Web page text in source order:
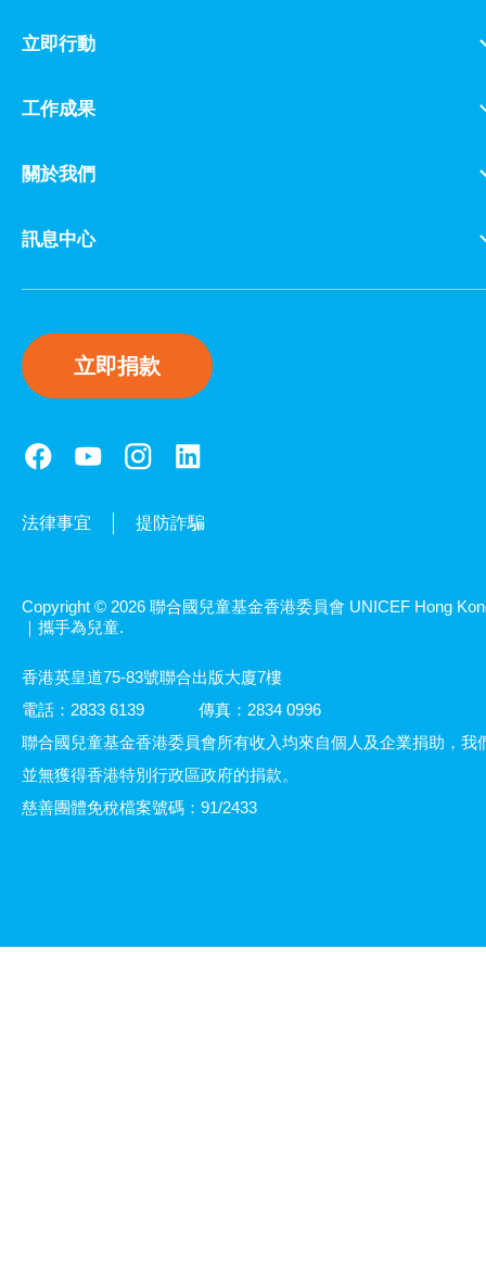
立即行動
工作成果
關於我們
訊息中心
立即捐款
法律事宜 提防詐騙
Copyright © 2026 聯合國兒童基金香港委員會 UNICEF Hong
｜攜手為兒童.
香港英皇道75-83號聯合出版大廈7樓
電話：2833 6139
傳真：2834 0996
聯合國兒童基金香港委員會所有收入均來自個人及企業捐助，我
並無獲得香港特別行政區政府的捐款。
慈善團體免稅檔案號碼：91/2433